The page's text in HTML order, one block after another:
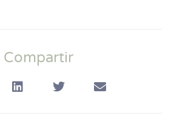
Compartir